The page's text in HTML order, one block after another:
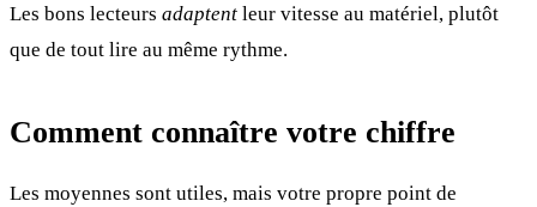
Les bons lecteurs adaptent leur vitesse au matériel, plutôt
que de tout lire au même rythme.
Comment connaître votre chiffre
Les moyennes sont utiles, mais votre propre point de